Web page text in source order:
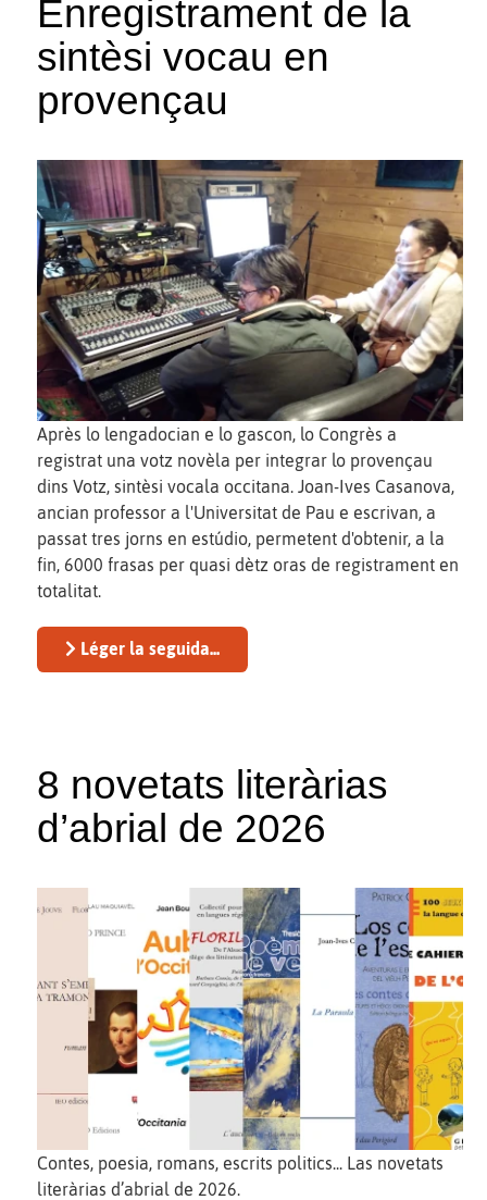
Enregistrament de la
sintèsi vocau en
provençau
Après lo lengadocian e lo gascon, lo Congrès a
registrat una votz novèla per integrar lo provençau
dins Votz, sintèsi vocala occitana. Joan-Ives Casanova,
ancian professor a l'Universitat de Pau e escrivan, a
passat tres jorns en estúdio, permetent d'obtenir, a la
fin, 6000 frasas per quasi dètz oras de registrament en
totalitat.
Léger la seguida...
8 novetats literàrias
d’abrial de 2026
Contes, poesia, romans, escrits politics... Las novetats
literàrias d’abrial de 2026.